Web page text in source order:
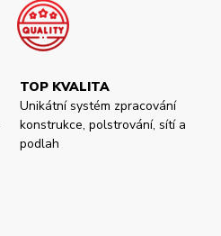
TOP KVALITA
Unikátní systém zpracování
konstrukce, polstrování, sítí a
podlah